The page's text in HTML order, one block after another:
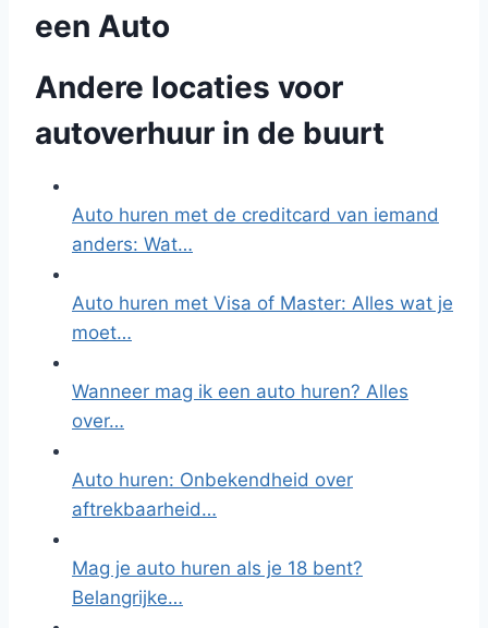
een Auto
Andere locaties voor
autoverhuur in de buurt
Auto huren met de creditcard van iemand
anders: Wat…
Auto huren met Visa of Master: Alles wat je
moet…
Wanneer mag ik een auto huren? Alles
over…
Auto huren: Onbekendheid over
aftrekbaarheid…
Mag je auto huren als je 18 bent?
Belangrijke…